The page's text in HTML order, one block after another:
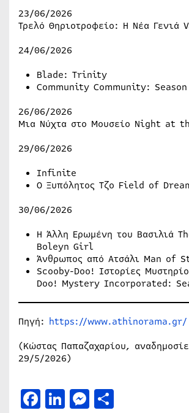
23/06/2026
Τρελό Θηριοτροφείο: Η Νέα Γενιά
24/06/2026
Blade: Trinity
Community Community:
26/06/2026
Μια Νύχτα στο Μουσείο Night at
29/06/2026
Infinite
Ο Ξυπόλητος Τζο Field of
30/06/2026
Η Άλλη Ερωμένη του Βασιλιά
Boleyn Girl
Άνθρωπος από Ατσάλι Man of
Scooby-Doo! Ιστορίες
Doo! Mystery Incorporated:
Πηγή: https://www.athinorama.gr/
(Κώστας Παπαζαχαρίου,
29/5/2026)
Facebook
LinkedIn
Messenger